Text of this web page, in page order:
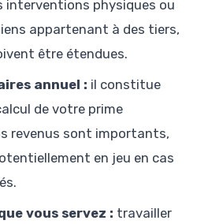
interventions physiques ou
appartenant à des tiers,
être étendues.
annuel : il constitue
de votre prime
revenus sont importants,
en jeu en cas
vous servez : travailler